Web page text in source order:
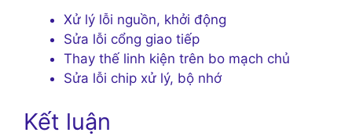
Xử lý lỗi nguồn, khởi động
Sửa lỗi cổng giao tiếp
Thay thế linh kiện trên bo mạch chủ
Sửa lỗi chip xử lý, bộ nhớ
Kết luận